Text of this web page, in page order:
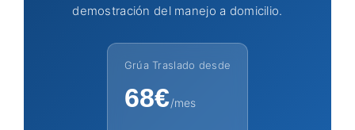
demostración del manejo a domicilio.
Grúa Traslado desde
68€/mes